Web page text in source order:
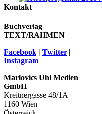
Kontakt
Buchverlag
TEXT/RAHMEN
Facebook | Twitter |
Instagram
Marlovics Uhl Medien
GmbH
Kreitnergasse 48/1A
1160 Wien